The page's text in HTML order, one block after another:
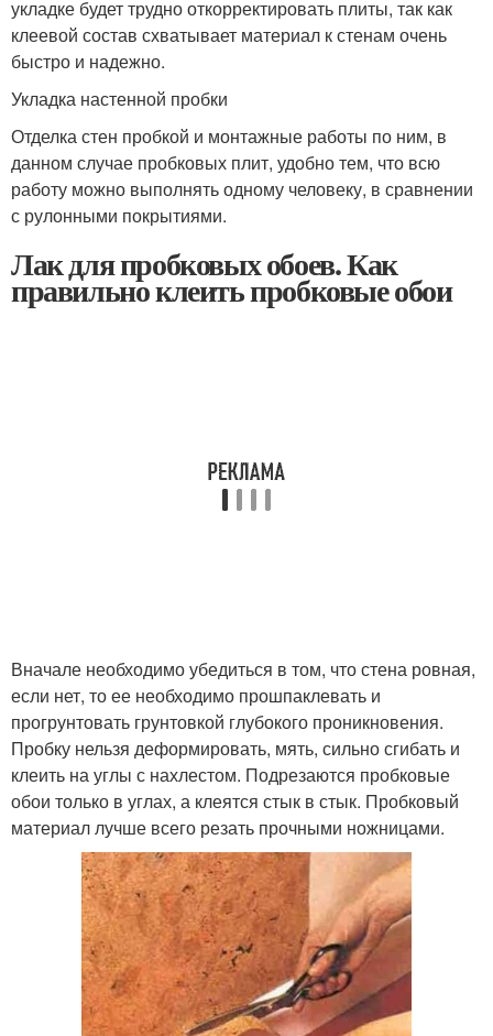
укладке будет трудно откорректировать плиты, так как
клеевой состав схватывает материал к стенам очень
быстро и надежно.
Укладка настенной пробки
Отделка стен пробкой и монтажные работы по ним, в
данном случае пробковых плит, удобно тем, что всю
работу можно выполнять одному человеку, в сравнении
с рулонными покрытиями.
Лак для пробковых обоев. Как
правильно клеить пробковые обои
Вначале необходимо убедиться в том, что стена ровная,
если нет, то ее необходимо прошпаклевать и
прогрунтовать грунтовкой глубокого проникновения.
Пробку нельзя деформировать, мять, сильно сгибать и
клеить на углы с нахлестом. Подрезаются пробковые
обои только в углах, а клеятся стык в стык. Пробковый
материал лучше всего резать прочными ножницами.